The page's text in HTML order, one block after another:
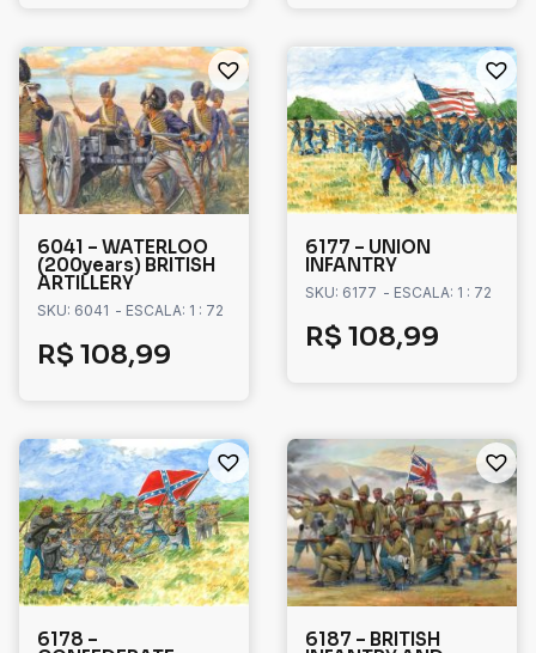
6041 – WATERLOO
(200years) BRITISH
ARTILLERY
SKU: 6041 - ESCALA: 1 : 72
R$ 108,99
6177 – UNION
INFANTRY
SKU: 6177 - ESCALA: 1 : 72
R$ 108,99
6178 – 6187 – BRITISH